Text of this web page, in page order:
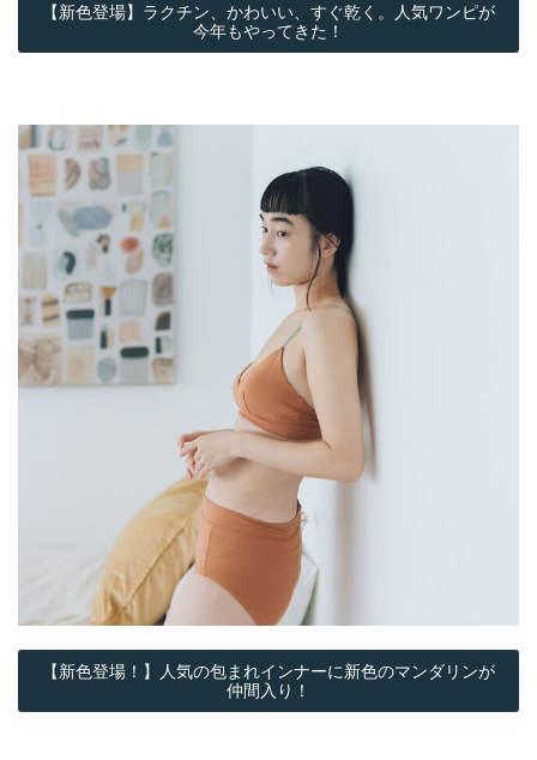
【新色登場】ラクチン、かわいい、すぐ乾く。人気ワンピが
今年もやってきた！
【新色登場！】人気の包まれインナーに新色のマンダリンが
仲間入り！